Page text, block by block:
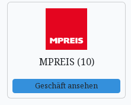
MPREIS (10)
Geschäft ansehen